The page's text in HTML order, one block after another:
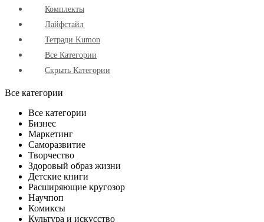
Комплекты
Лайфстайл
Тетради Kumon
Все Категории
Скрыть Категории
Все категории
Все категории
Бизнес
Маркетинг
Саморазвитие
Творчество
Здоровый образ жизни
Детские книги
Расширяющие кругозор
Научпоп
Комиксы
Культура и искусство